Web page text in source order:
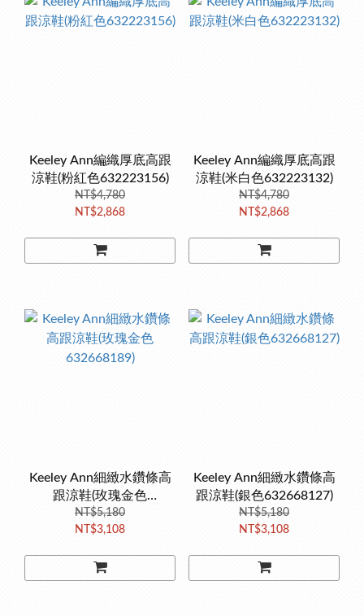
Keeley Ann編織厚底高跟
涼鞋(粉紅色632223156)
NT$4,780
NT$2,868
Keeley Ann編織厚底高跟
涼鞋(米白色632223132)
NT$4,780
NT$2,868
Keeley Ann細緻水鑽條高
跟涼鞋(玫瑰金色
632668189)
NT$5,180
NT$3,108
Keeley Ann細緻水鑽條高
跟涼鞋(銀色632668127)
NT$5,180
NT$3,108